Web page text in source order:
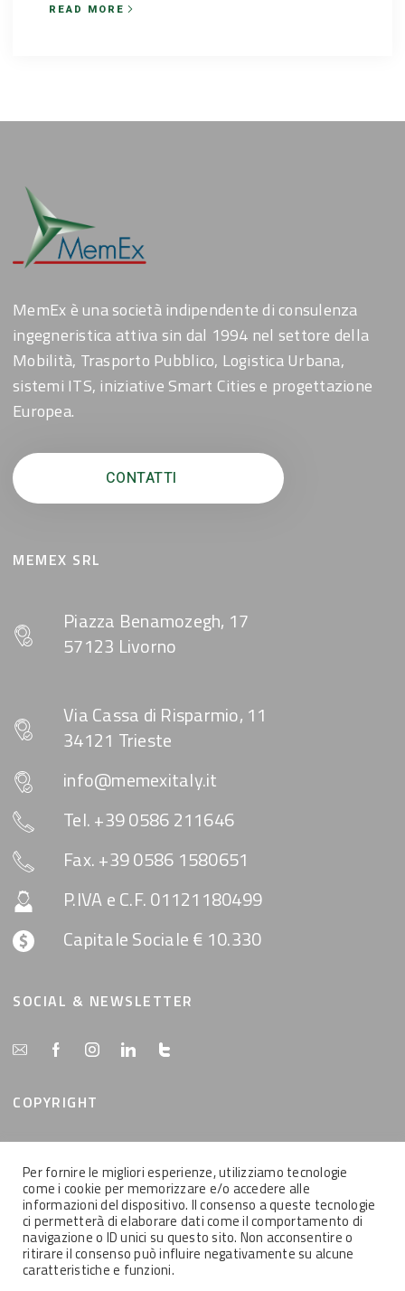
READ MORE
MemEx è una società indipendente di consulenza
ingegneristica attiva sin dal 1994 nel settore della
Mobilità, Trasporto Pubblico, Logistica Urbana,
sistemi ITS, iniziative Smart Cities e progettazione
Europea.
CONTATTI
MEMEX SRL
Piazza Benamozegh, 17
57123 Livorno
Via Cassa di Risparmio, 11
34121 Trieste
info@memexitaly.it
Tel. +39 0586 211646
Fax. +39 0586 1580651
P.IVA e C.F. 01121180499
Capitale Sociale € 10.330
SOCIAL & NEWSLETTER
COPYRIGHT
Tutti i contenuti del presente sito sono di proprietà
della MemEx srl, tutti i diritti riservati.
2021 © MEMEX SRL - Tutti i contenuti del presente sito sono di proprietà
Per fornire le migliori esperienze, utilizziamo tecnologie
come i cookie per memorizzare e/o accedere alle
informazioni del dispositivo. Il consenso a queste tecnologie
ci permetterà di elaborare dati come il comportamento di
navigazione o ID unici su questo sito. Non acconsentire o
ritirare il consenso può influire negativamente su alcune
caratteristiche e funzioni.